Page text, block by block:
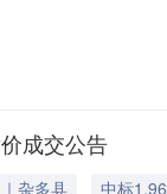
见附件中的合同文
成交公告
杂多县
中标